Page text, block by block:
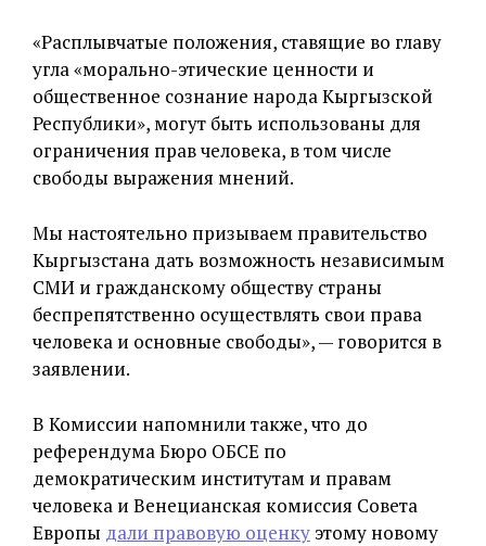
«Расплывчатые положения, ставящие во главу
угла «морально-этические ценности и
общественное сознание народа Кыргызской
Республики», могут быть использованы для
ограничения прав человека, в том числе
свободы выражения мнений.
Мы настоятельно призываем правительство
Кыргызстана дать возможность независимым
СМИ и гражданскому обществу страны
беспрепятственно осуществлять свои права
человека и основные свободы», — говорится в
заявлении.
В Комиссии напомнили также, что до
референдума Бюро ОБСЕ по
демократическим институтам и правам
человека и Венецианская комиссия Совета
Европы дали правовую оценкуэтому новому